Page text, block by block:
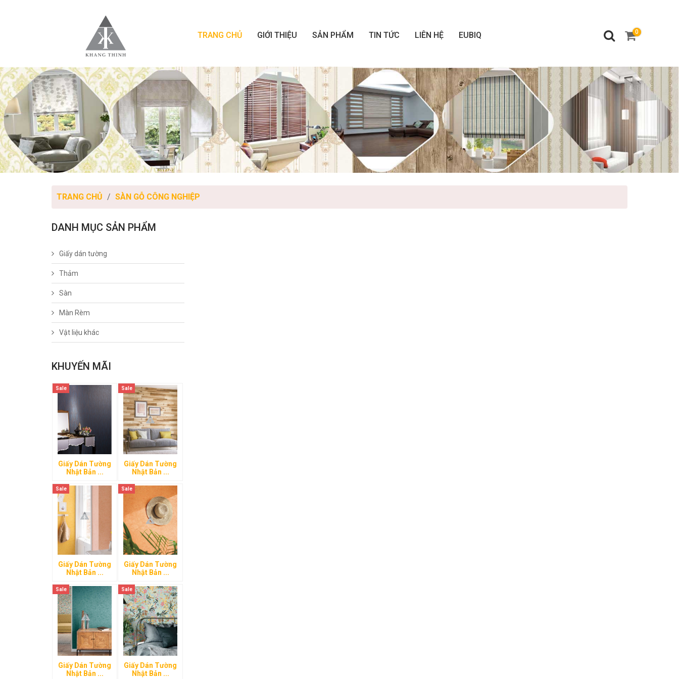
0
TRANG CHỦ GIỚI THIỆU SẢN PHẨM TIN TỨC LIÊN HỆ EUBIQ
TRANG CHỦ SÀN GỖ CÔNG NGHIỆP
DANH MỤC SẢN PHẨM
Giấy dán tường
Thảm
Sàn
Màn Rèm
Vật liệu khác
KHUYẾN MÃI
Sale
Giấy Dán Tường
Nhật Bản ...
Sale
Giấy Dán Tường
Nhật Bản ...
Sale
Giấy Dán Tường
Nhật Bản ...
Sale
Giấy Dán Tường
Nhật Bản ...
Sale
Giấy Dán Tường
Nhật Bản ...
Sale
Giấy Dán Tường
Nhật Bản ...